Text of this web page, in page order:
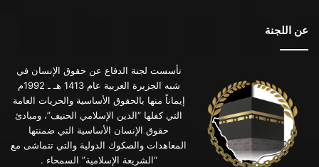
عن اللجنة
تأسست لجنة الدفاع عن حقوق الإنسان في
شبه الجزيرة العربية عام 1413 هـ ـ 1992م
إيماناً منها بالحقوق الأساسية والحريات العامة
التي كفلها “الدين الإسلامي الحنيف”، ومبادئ
حقوق الإنسان الأساسية التي ضمنتها
المعاهدات والصكوك الدولية والتي تتماشى مع
“الشريعة الإسلامية” السمحاء .